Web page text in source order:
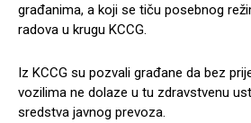
građanima, a koji se tiču posebnog
radova u krugu KCCG.
Iz KCCG su pozvali građane da bez
vozilima ne dolaze u tu zdravstvenu
sredstva javnog prevoza.